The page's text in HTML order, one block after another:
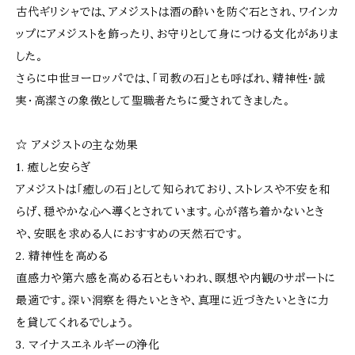
古代ギリシャでは、アメジストは酒の酔いを防ぐ石とされ、ワインカ
ップにアメジストを飾ったり、お守りとして身につける文化がありま
した。
さらに中世ヨーロッパでは、「司教の石」とも呼ばれ、精神性・誠
実・高潔さの象徴として聖職者たちに愛されてきました。
☆ アメジストの主な効果
1. 癒しと安らぎ
アメジストは「癒しの石」として知られており、ストレスや不安を和
らげ、穏やかな心へ導くとされています。心が落ち着かないとき
や、安眠を求める人におすすめの天然石です。
2. 精神性を高める
直感力や第六感を高める石ともいわれ、瞑想や内観のサポートに
最適です。深い洞察を得たいときや、真理に近づきたいときに力
を貸してくれるでしょう。
3. マイナスエネルギーの浄化